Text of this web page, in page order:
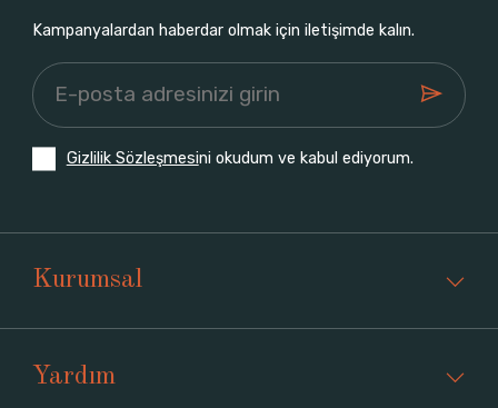
Kampanyalardan haberdar olmak için iletişimde kalın.
Gizlilik Sözleşmesini okudum ve kabul ediyorum.
Kurumsal
Yardım